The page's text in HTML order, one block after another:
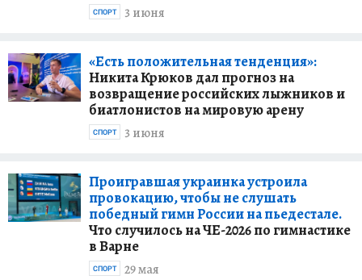
3 июня
СПОРТ
«Есть положительная тенденция»:
Никита Крюков дал прогноз на
возвращение российских лыжников и
биатлонистов на мировую арену
3 июня
СПОРТ
Проигравшая украинка устроила
провокацию, чтобы не слушать
победный гимн России на пьедестале.
Что случилось на ЧЕ-2026 по гимнастике
в Варне
29 мая
СПОРТ